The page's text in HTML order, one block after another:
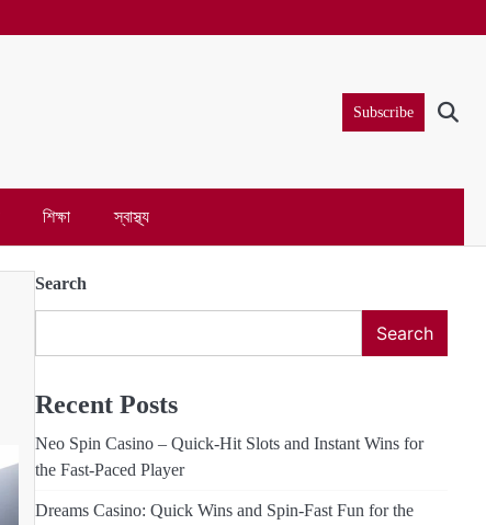
Subscribe
শিক্ষা স্বাস্থ্য
Search
Search
Recent Posts
Neo Spin Casino – Quick‑Hit Slots and Instant Wins for
the Fast‑Paced Player
Dreams Casino: Quick Wins and Spin‑Fast Fun for the